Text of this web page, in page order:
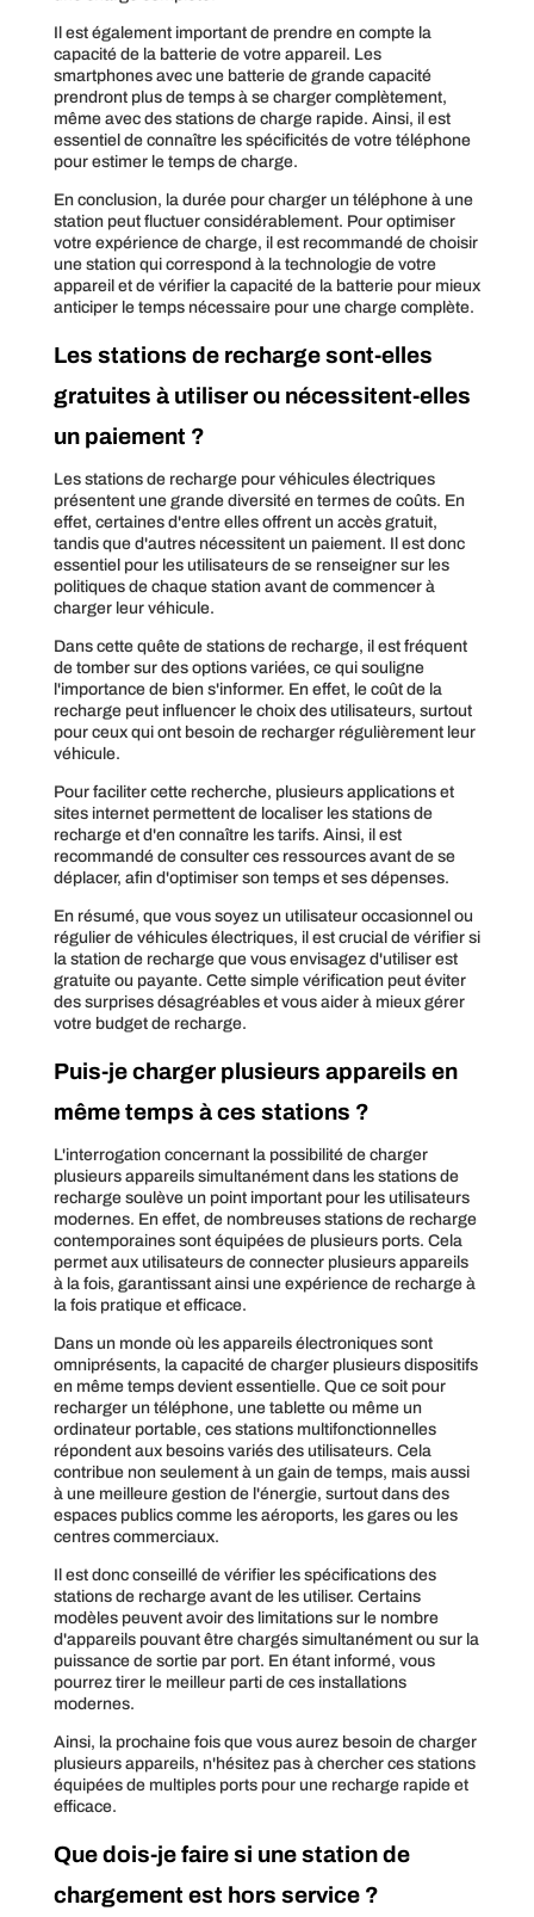
Il est également important de prendre en compte la
capacité de la batterie de votre appareil. Les
smartphones avec une batterie de grande capacité
prendront plus de temps à se charger complètement,
même avec des stations de charge rapide. Ainsi, il est
essentiel de connaître les spécificités de votre téléphone
pour estimer le temps de charge.
En conclusion, la durée pour charger un téléphone à une
station peut fluctuer considérablement. Pour optimiser
votre expérience de charge, il est recommandé de choisir
une station qui correspond à la technologie de votre
appareil et de vérifier la capacité de la batterie pour mieux
anticiper le temps nécessaire pour une charge complète.
Les stations de recharge sont-elles
gratuites à utiliser ou nécessitent-elles
un paiement ?
Les stations de recharge pour véhicules électriques
présentent une grande diversité en termes de coûts. En
effet, certaines d'entre elles offrent un accès gratuit,
tandis que d'autres nécessitent un paiement. Il est donc
essentiel pour les utilisateurs de se renseigner sur les
politiques de chaque station avant de commencer à
charger leur véhicule.
Dans cette quête de stations de recharge, il est fréquent
de tomber sur des options variées, ce qui souligne
l'importance de bien s'informer. En effet, le coût de la
recharge peut influencer le choix des utilisateurs, surtout
pour ceux qui ont besoin de recharger régulièrement leur
véhicule.
Pour faciliter cette recherche, plusieurs applications et
sites internet permettent de localiser les stations de
recharge et d'en connaître les tarifs. Ainsi, il est
recommandé de consulter ces ressources avant de se
déplacer, afin d'optimiser son temps et ses dépenses.
En résumé, que vous soyez un utilisateur occasionnel ou
régulier de véhicules électriques, il est crucial de vérifier si
la station de recharge que vous envisagez d'utiliser est
gratuite ou payante. Cette simple vérification peut éviter
des surprises désagréables et vous aider à mieux gérer
votre budget de recharge.
Puis-je charger plusieurs appareils en
même temps à ces stations ?
L'interrogation concernant la possibilité de charger
plusieurs appareils simultanément dans les stations de
recharge soulève un point important pour les utilisateurs
modernes. En effet, de nombreuses stations de recharge
contemporaines sont équipées de plusieurs ports. Cela
permet aux utilisateurs de connecter plusieurs appareils
à la fois, garantissant ainsi une expérience de recharge à
la fois pratique et efficace.
Dans un monde où les appareils électroniques sont
omniprésents, la capacité de charger plusieurs dispositifs
en même temps devient essentielle. Que ce soit pour
recharger un téléphone, une tablette ou même un
ordinateur portable, ces stations multifonctionnelles
répondent aux besoins variés des utilisateurs. Cela
contribue non seulement à un gain de temps, mais aussi
à une meilleure gestion de l'énergie, surtout dans des
espaces publics comme les aéroports, les gares ou les
centres commerciaux.
Il est donc conseillé de vérifier les spécifications des
stations de recharge avant de les utiliser. Certains
modèles peuvent avoir des limitations sur le nombre
d'appareils pouvant être chargés simultanément ou sur la
puissance de sortie par port. En étant informé, vous
pourrez tirer le meilleur parti de ces installations
modernes.
Ainsi, la prochaine fois que vous aurez besoin de charger
plusieurs appareils, n'hésitez pas à chercher ces stations
équipées de multiples ports pour une recharge rapide et
efficace.
Que dois-je faire si une station de
chargement est hors service ?